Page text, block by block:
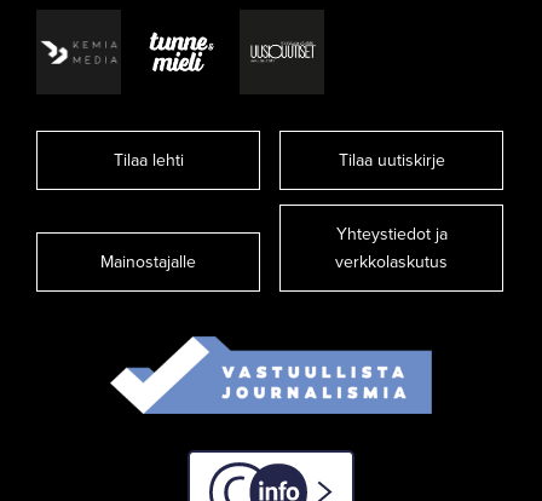
Tilaa lehti Tilaa uutiskirje
Mainostajalle
Yhteystiedot ja
verkkolaskutus